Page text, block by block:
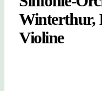
Winterthur,
Violine